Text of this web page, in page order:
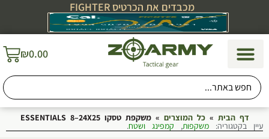
מכבדים את הכרטיס FIGHTER
₪0.00
דף הבית »כל המוצרים »משקפת טסקו ESSENTIALS 8–24X25
עיין בקטגוריה: משקפות, קמפינג ושטח.